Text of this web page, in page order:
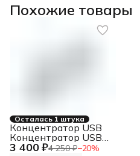
Похожие товары
Осталась 1 штука
3 400 ₽4 250 ₽−20%
Концентратор USB
Концентратор USB
3.0, 7xUSB 3.0,